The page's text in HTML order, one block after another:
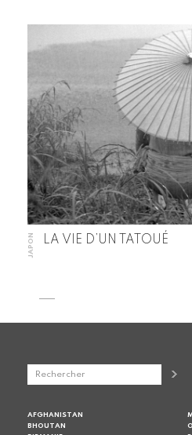
JAPON LA VIE D’UN TATOUÉ
AFGHANISTAN
BHOUTAN